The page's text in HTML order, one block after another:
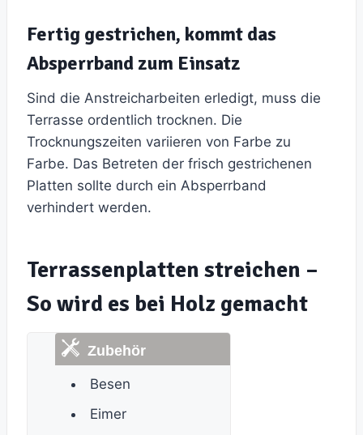
Fertig gestrichen, kommt das
Absperrband zum Einsatz
Sind die Anstreicharbeiten erledigt, muss die
Terrasse ordentlich trocknen. Die
Trocknungszeiten variieren von Farbe zu
Farbe. Das Betreten der frisch gestrichenen
Platten sollte durch ein Absperrband
verhindert werden.
Terrassenplatten streichen –
So wird es bei Holz gemacht
Besen
Eimer